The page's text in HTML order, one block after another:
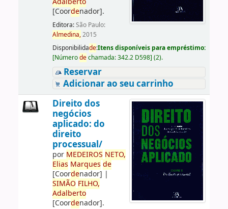
[Coordenador].
Editora:São Paulo:
Almedina,2015
Disponibilidade:Itens disponíveis para empréstimo:
[Númerodechamada:342.2 D598] (2).
Reservar
Adicionar ao seu carrinho
Direito dos
negócios
aplicado: do
direito
processual/
por MEDEIROS NETO,
Elias Marques de
[Coordenador] |
SIMÃO FILHO,
Adalberto
[Coordenador].